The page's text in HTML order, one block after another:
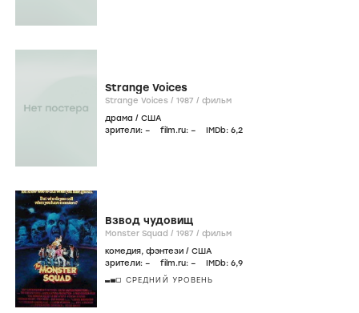
Strange Voices
Strange Voices / 1987 / фильм
драма / США
зрители: – film.ru: – IMDb: 6,2
Взвод чудовищ
Monster Squad / 1987 / фильм
комедия, фэнтези / США
зрители: – film.ru: – IMDb: 6,9
СРЕДНИЙ УРОВЕНЬ